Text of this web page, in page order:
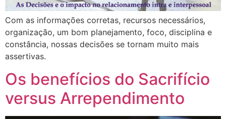
Com as informações corretas, recursos necessários,
organização, um bom planejamento, foco, disciplina e
constância, nossas decisões se tornam muito mais
assertivas.
Os benefícios do Sacrifício
versus Arrependimento